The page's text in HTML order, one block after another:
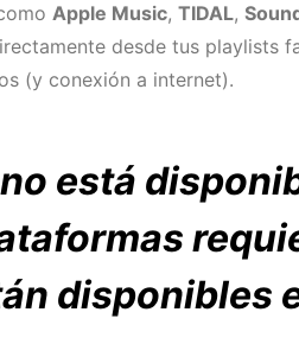
Apple Music, TIDAL,
desde tus playlists
(y conexión a internet).
está
disponibles